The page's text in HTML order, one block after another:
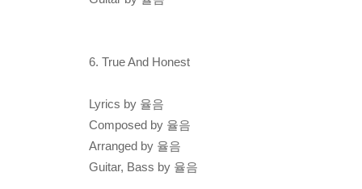
6. True And Honest
Lyrics by 율음
Composed by 율음
Arranged by 율음
Guitar, Bass by 율음